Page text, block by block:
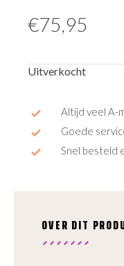
€75,95
Uitverkocht
Altijd veel A-
Goede
Snel besteld
OVER DIT